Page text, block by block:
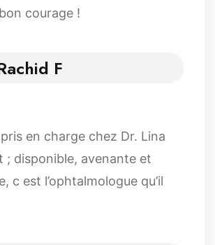
courage !
F
en charge chez Dr. Lina
; disponible, avenante et
c est l’ophtalmologue qu’il